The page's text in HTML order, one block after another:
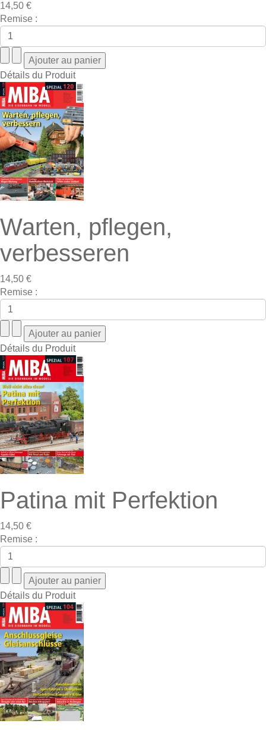
14,50 €
Remise :
Détails du Produit
Warten, pflegen,
verbesseren
14,50 €
Remise :
Détails du Produit
Patina mit Perfektion
14,50 €
Remise :
Détails du Produit